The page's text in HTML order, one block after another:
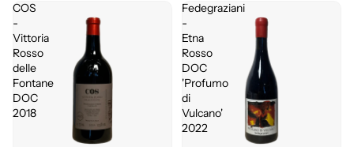
COS
-
Vittoria
Rosso
delle
Fontane
DOC
2018
Fedegraziani
-
Etna
Rosso
DOC
'Profumo
di
Vulcano'
2022